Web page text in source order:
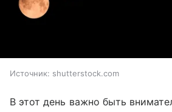
Источник: shutterstock.com
В этот день важно быть